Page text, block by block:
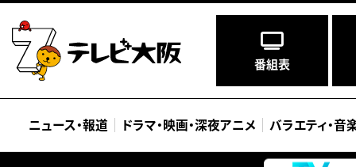
番組表
ニュース・報道 ドラマ・映画・深夜アニメ バラエティ・音